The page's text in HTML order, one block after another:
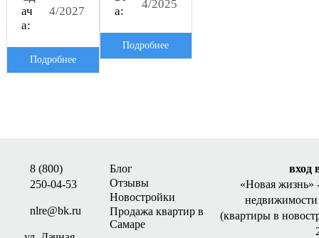
ач
а:
4/2027
Подробнее
а:
4/2025
Подробнее
8 (800)
250-04-53
nlre@bk.ru
Блог
Отзывы
Новостройки
Продажа квартир в
Самаре
вход
«Новая жизнь»
(квартиры в